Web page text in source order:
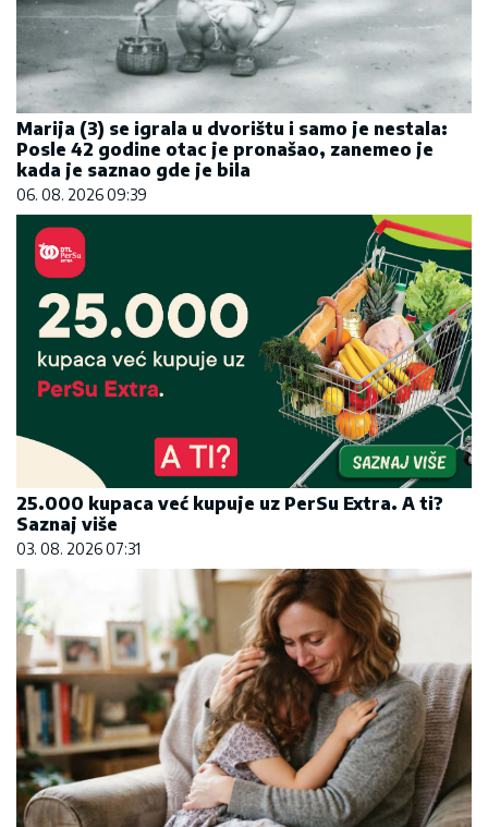
Marija (3) se igrala u dvorištu i samo je nestala:
Posle 42 godine otac je pronašao, zanemeo je
kada je saznao gde je bila
06. 08. 2026 09:39
25.000 kupaca već kupuje uz PerSu Extra. A ti?
Saznaj više
03. 08. 2026 07:31